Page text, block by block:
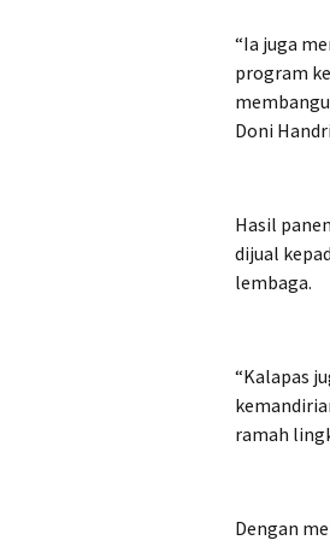
“Ia juga
program
Doni
Hasil
dijual
lembaga.
“Kalapas
ramah
Dengan